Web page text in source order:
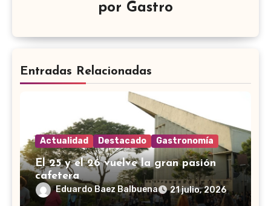
por Gastro
Entradas Relacionadas
Actualidad Destacado Gastronomía
El 25 y el 26 vuelve la gran pasión
cafetera
Eduardo Baez Balbuena 21 julio, 2026